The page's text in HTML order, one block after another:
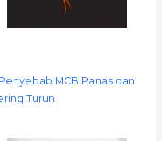
MCB Panas dan
Turun